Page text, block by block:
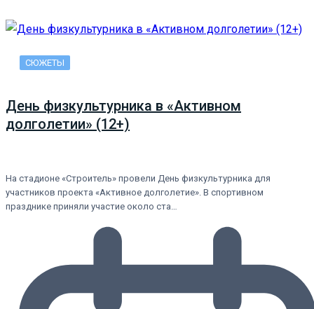
СЮЖЕТЫ
День физкультурника в «Активном
долголетии» (12+)
На стадионе «Строитель» провели День физкультурника для
участников проекта «Активное долголетие». В спортивном
празднике приняли участие около ста…